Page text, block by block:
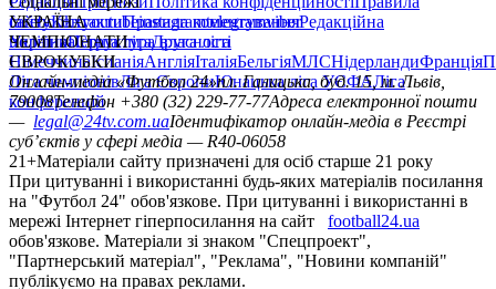
сайтуКонтактиПравила коментуванняРедакційна
політикаСтруктура власності
facebookxyoutubeinstagramtelegramviber
УКРАЇНА
УкраїнаПерша лігаДруга ліга
ЧЕМПІОНАТИ
НімеччинаІспаніяАнгліяІталіяБельгіяМЛСНідерландиФранція
ЄВРОКУБКИ
Ліга чемпіонівЛіга ЄвропиЮнацька ліга УЄФАЛіга
конференцій
Онлайн-медіа «Футбол 24»пл. Галицька, буд. 15, м. Львів,
79008Телефон +380 (32) 229-77-77Адреса електронної пошти
— legal@24tv.com.uaІдентифікатор онлайн-медіа в Реєстрі
суб’єктів у сфері медіа — R40-06058
21+Матеріали сайту призначені для осіб старше 21 року
При цитуванні і використанні будь-яких матеріалів посилання
на "Футбол 24" обов'язкове. При цитуванні і використанні в
мережі Інтернет гіперпосилання на сайт
football24.ua
обов'язкове. Матеріали зі знаком "Спецпроект",
"Партнерський матеріал", "Реклама", "Новини компаній"
публікуємо на правах реклами.